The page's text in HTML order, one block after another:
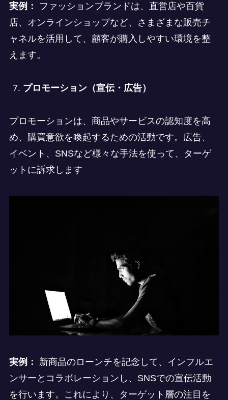
実例：
ファッションブランドは、直営店や百貨
店、オンラインショップなど、さまざまな販売チ
ャネルを活用して、顧客が購入しやすい環境を整
えます。
プロモーション（宣伝・広告）
プロモーションは、商品やサービスの認知度を高
め、購買意欲を喚起するための活動です。広告、
イベント、SNSなど様々な手法を使って、ターゲ
ットに訴求します
実例：
新商品のローンチを記念して、インフルエ
ンサーとコラボレーションし、SNSでの宣伝活動
を行います。これにより、ターゲット層の注目を